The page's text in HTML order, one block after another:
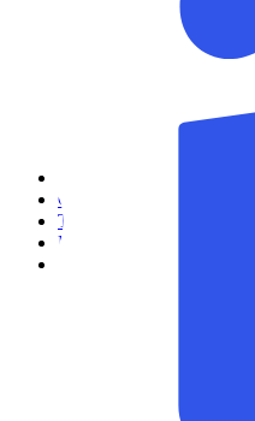
Cinemas
Teatro
Eventos